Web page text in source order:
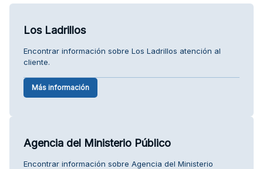
Los Ladrillos
Encontrar información sobre Los Ladrillos atención al
cliente.
Más información
Agencia del Ministerio Público
Encontrar información sobre Agencia del Ministerio